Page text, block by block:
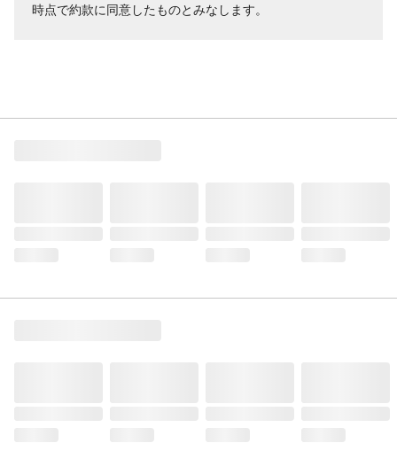
時点で約款に同意したものとみなします。